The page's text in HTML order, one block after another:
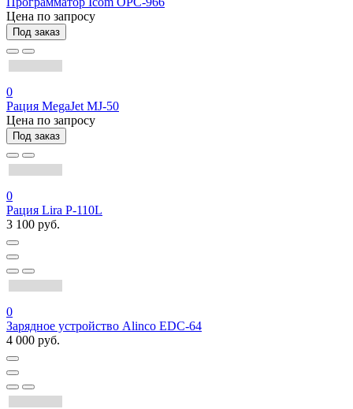
Цена по запросу
Под заказ
0
Рация MegaJet MJ-50
Цена по запросу
Под заказ
0
Рация Lira P-110L
3 100 руб.
0
Зарядное устройство Alinco EDC-64
4 000 руб.